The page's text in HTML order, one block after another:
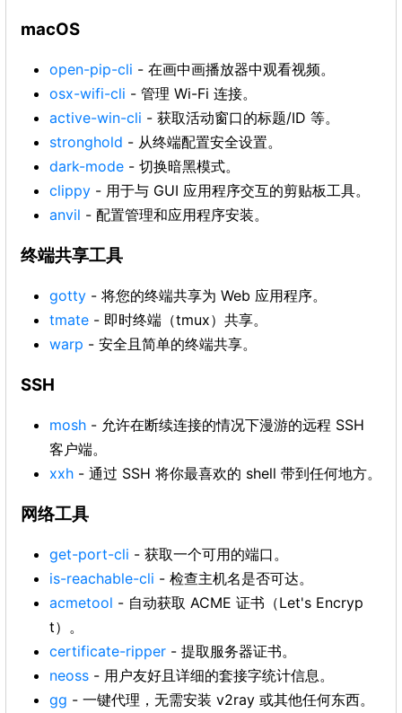
macOS
open-pip-cli - 在画中画播放器中观看视频。
osx-wifi-cli - 管理 Wi-Fi 连接。
active-win-cli - 获取活动窗口的标题/ID 等。
stronghold - 从终端配置安全设置。
dark-mode - 切换暗黑模式。
clippy - 用于与 GUI 应用程序交互的剪贴板工具。
anvil - 配置管理和应用程序安装。
终端共享工具
gotty - 将您的终端共享为 Web 应用程序。
tmate - 即时终端（tmux）共享。
warp - 安全且简单的终端共享。
SSH
mosh - 允许在断续连接的情况下漫游的远程 SSH
客户端。
xxh - 通过 SSH 将你最喜欢的 shell 带到任何地方。
网络工具
get-port-cli - 获取一个可用的端口。
is-reachable-cli - 检查主机名是否可达。
acmetool - 自动获取 ACME 证书（Let's Encryp
t）。
certificate-ripper - 提取服务器证书。
neoss - 用户友好且详细的套接字统计信息。
gg - 一键代理，无需安装 v2ray 或其他任何东西。